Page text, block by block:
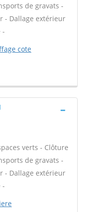
de gravats -
- Dallage extérieur
-
cote
verts - Clôture
de gravats -
- Dallage extérieur
-